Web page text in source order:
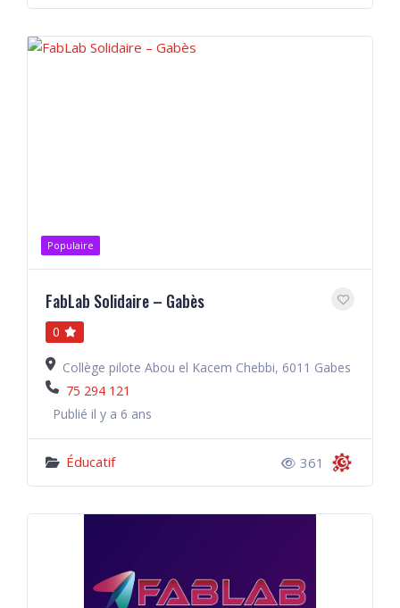
Populaire
FabLab Solidaire – Gabès
0
Collège pilote Abou el Kacem Chebbi, 6011 Gabes
75 294 121
Publié il y a 6 ans
Éducatif 361